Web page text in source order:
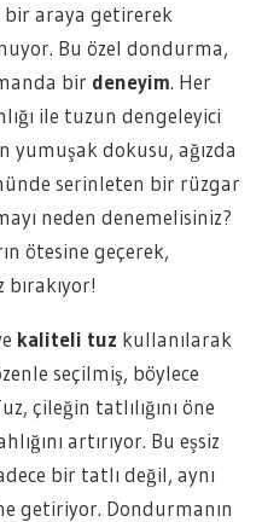
bir araya getirerek
Bu özel dondurma,
bir deneyim. Her
ile tuzun dengeleyici
yumuşak dokusu, ağızda
serinleten bir rüzgar
neden denemelisiniz?
ötesine geçerek,
kaliteli tuz kullanılarak
seçilmiş, böylece
çileğin tatlılığını öne
artırıyor. Bu eşsiz
bir tatlı değil, aynı
getiriyor. Dondurmanın